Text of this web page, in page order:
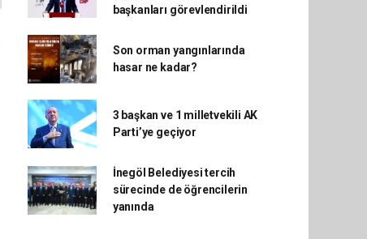
başkanları görevlendirildi
Son orman yangınlarında
hasar ne kadar?
3 başkan ve 1 milletvekili AK
Parti’ye geçiyor
İnegöl Belediyesi tercih
sürecinde de öğrencilerin
yanında